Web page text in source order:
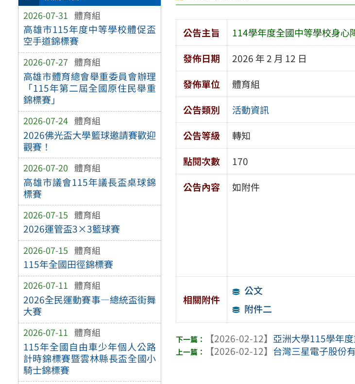
2026-07-31 體育組
高雄市115年度中等學校體促盃
空手道錦標賽
2026-07-27 體育組
高雄市體育總會舉重委員會辦理
「115年第二屆全國原住民舉重
錦標賽」
2026-07-24 體育組
2026佛光盃大學籃球邀請賽歡迎
觀賽！
2026-07-20 體育組
高雄市議會115年議長盃桌球錦
標賽
2026-07-15 體育組
2026運管盃3×3籃球賽
2026-07-15 體育組
115年全國田徑錦標賽
2026-07-11 體育組
2026全民運動賽事—總統盃街舞
大賽
2026-07-11 體育組
115年全國自由車少年個人公路
計時錦標賽暨雲林縣長盃全國小
騎士錦標賽
公告主旨
114學年度全國中等學校身心
發佈日期
2026 年 2 月 12 日
發佈單位
體育組
公告類別
活動資訊
公告等級
轉知
點閱次數
170
公告內容
如附件
相關附件
公文
附件二
【2026-02-12】 亞洲大學115學年
【2026-02-12】 台灣三星電子股份